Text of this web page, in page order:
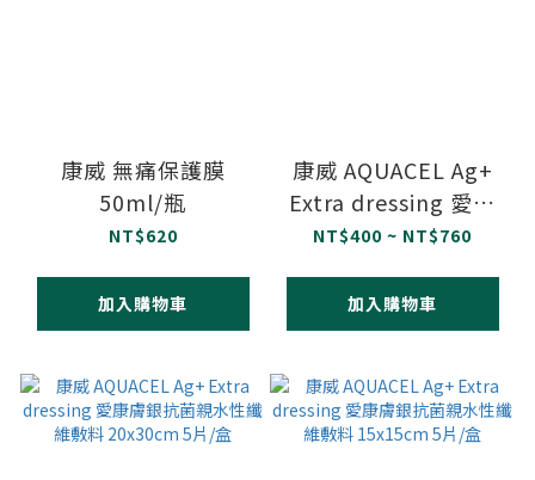
康威 無痛保護膜
50ml/瓶
NT$620
加入購物車
康威 AQUACEL Ag+
Extra dressing 愛康
膚銀抗菌親水性纖維敷
5x5cm/10x10cm/
單片
NT$400 ~ NT$760
加入購物車